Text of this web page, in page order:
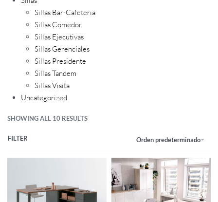
Sillas Bar-Cafeteria
Sillas Comedor
Sillas Ejecutivas
Sillas Gerenciales
Sillas Presidente
Sillas Tandem
Sillas Visita
Uncategorized
SHOWING ALL 10 RESULTS
Orden predeterminado
FILTER